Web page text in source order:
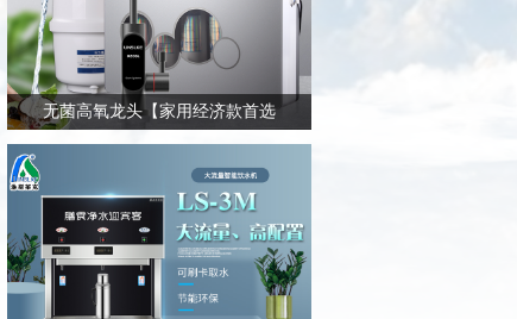
无菌高氧龙头【家用经济款首选